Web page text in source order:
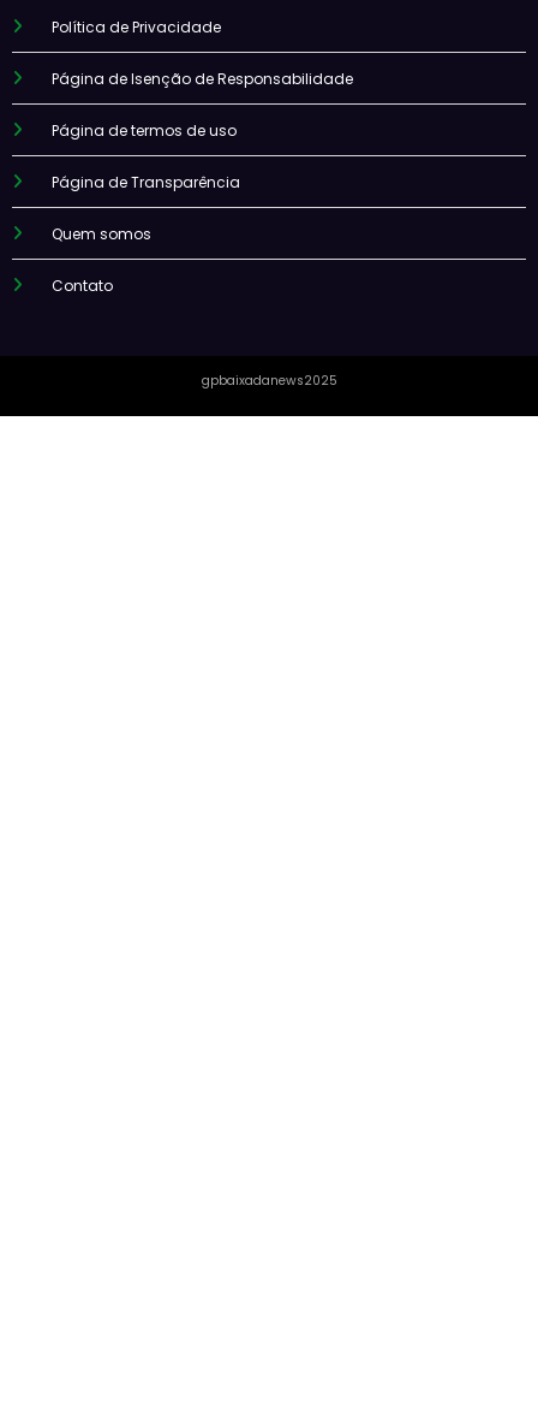
Política de Privacidade
Página de Isenção de Responsabilidade
Página de termos de uso
Página de Transparência
Quem somos
Contato
gpbaixadanews2025